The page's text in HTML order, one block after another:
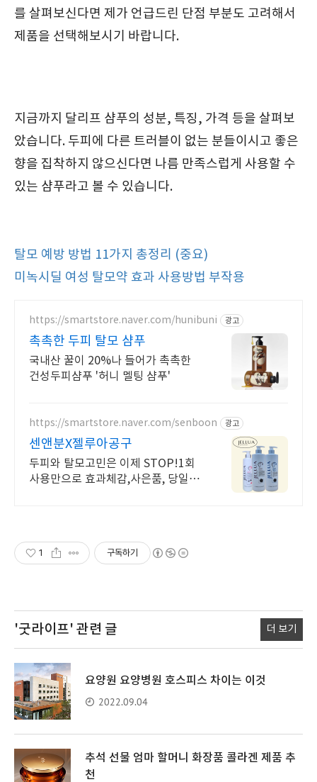
를 살펴보신다면 제가 언급드린 단점 부분도 고려해서
제품을 선택해보시기 바랍니다.
지금까지 달리프 샴푸의 성분, 특징, 가격 등을 살펴보
았습니다. 두피에 다른 트러블이 없는 분들이시고 좋은
향을 집착하지 않으신다면 나름 만족스럽게 사용할 수
있는 샴푸라고 볼 수 있습니다.
탈모 예방 방법 11가지 총정리 (중요)
미녹시딜 여성 탈모약 효과 사용방법 부작용
https://smartstore.naver.com/hunibuni 광고
촉촉한 두피 탈모 샴푸
국내산 꿀이 20%나 들어가 촉촉한
건성두피샴푸 '허니 멜팅 샴푸'
https://smartstore.naver.com/senboon 광고
센앤분X젤루아공구
두피와 탈모고민은 이제 STOP!1회
사용만으로 효과체감,사은품, 당일발
1 구독하기
'굿라이프' 관련 글 더 보기
요양원 요양병원 호스피스 차이는 이것
2022.09.04
추석 선물 엄마 할머니 화장품 콜라겐 제품 추
천